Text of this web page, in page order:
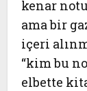
kenar
ama bir
içeri
“kim bu
elbette